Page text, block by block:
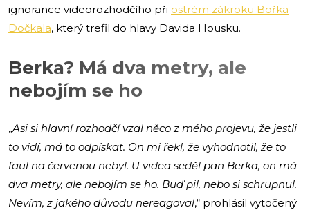
ignorance videorozhodčího při ostrém zákroku Bořka
Dočkala, který trefil do hlavy Davida Housku.
Berka? Má dva metry, ale
nebojím se ho
„Asi si hlavní rozhodčí vzal něco z mého projevu, že jestli
to vidí, má to odpískat. On mi řekl, že vyhodnotil, že to
faul na červenou nebyl. U videa seděl pan Berka, on má
dva metry, ale nebojím se ho. Buď pil, nebo si schrupnul.
Nevím, z jakého důvodu nereagoval,“ prohlásil vytočený